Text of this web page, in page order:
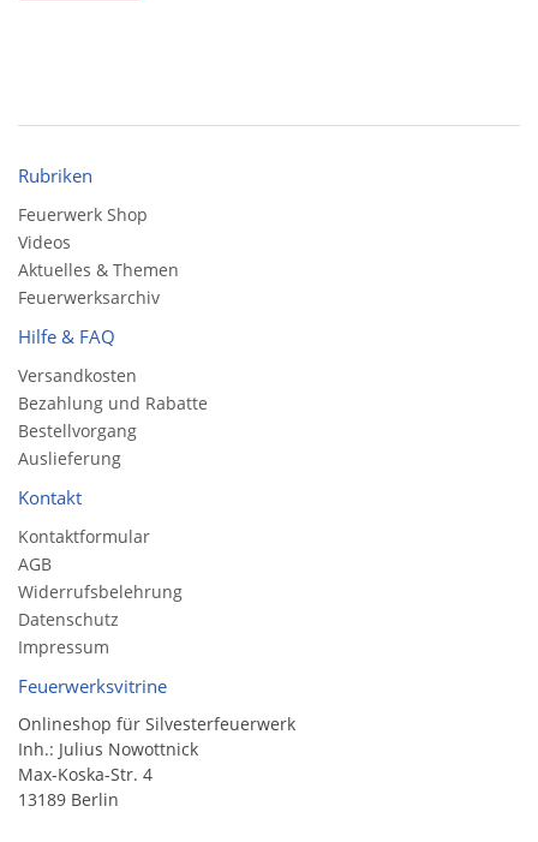
Rubriken
Feuerwerk Shop
Videos
Aktuelles & Themen
Feuerwerksarchiv
Hilfe & FAQ
Versandkosten
Bezahlung und Rabatte
Bestellvorgang
Auslieferung
Kontakt
Kontaktformular
AGB
Widerrufsbelehrung
Datenschutz
Impressum
Feuerwerksvitrine
Onlineshop für Silvesterfeuerwerk
Inh.: Julius Nowottnick
Max-Koska-Str. 4
13189 Berlin